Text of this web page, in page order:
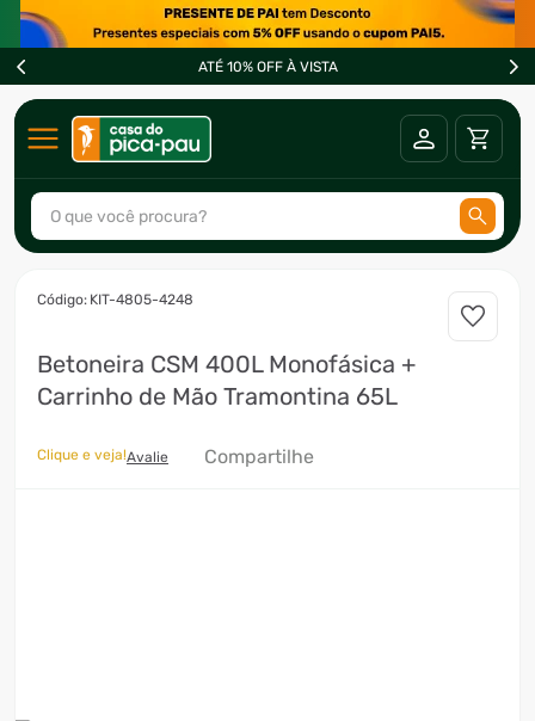
ATÉ 10% OFF À VISTA
O que você procura?
: KIT-4805-4248
Betoneira CSM 400L Monofásica +
Carrinho de Mão Tramontina 65L
Clique e veja!Avalie Compartilhe
2º
fogão
3º
freezer
4º
forno